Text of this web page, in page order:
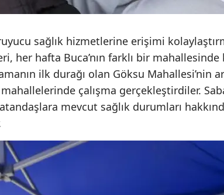
sağlık hizmetlerine erişimi
her hafta Buca’nın farklı bir
ilk durağı olan Göksu Mahallesi’nin
çalışma gerçekleştirdiler.
mevcut sağlık durumları